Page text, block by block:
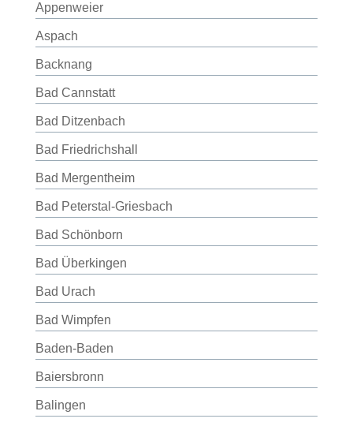
Appenweier
Aspach
Backnang
Bad Cannstatt
Bad Ditzenbach
Bad Friedrichshall
Bad Mergentheim
Bad Peterstal-Griesbach
Bad Schönborn
Bad Überkingen
Bad Urach
Bad Wimpfen
Baden-Baden
Baiersbronn
Balingen